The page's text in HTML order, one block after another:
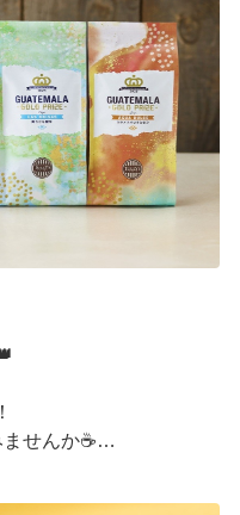
お待ちしていま ···
せんか☕